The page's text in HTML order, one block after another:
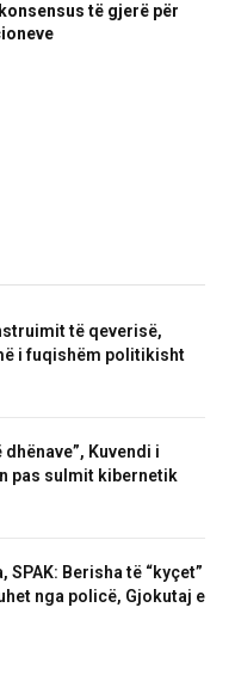
të gjerë për
të qeverisë,
i fuqishëm politikisht
dhënave”, Kuvendi i
pas sulmit kibernetik
Berisha të “kyçet”
nga policë, Gjokutaj e